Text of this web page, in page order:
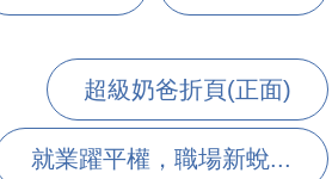
超級奶爸折頁(正面)
就業躍平權，職場新蛻...